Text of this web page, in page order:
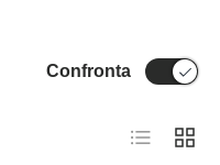
Confronta
Elenco